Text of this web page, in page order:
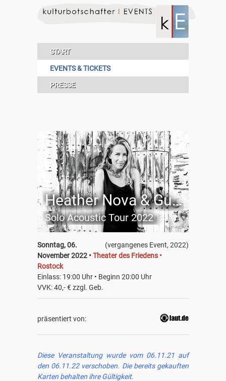
START
EVENTS & TICKETS
PRESSE
Heather Nova & Guest
Solo Acoustic Tour 2022
(vergangenes Event, 2022)
Sonntag, 06.
November 2022 •Theater des Friedens •
Rostock
Einlass: 19:00 Uhr • Beginn 20:00 Uhr
VVK: 40,- € zzgl. Geb.
präsentiert von:
Diese Veranstaltung wurde vom 06.11.21 auf
den 06.11.22 verschoben. Die bereits gekauften
Karten behalten ihre Gültigkeit.